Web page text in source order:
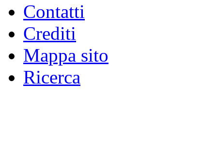
Contatti
Crediti
Mappa sito
Ricerca